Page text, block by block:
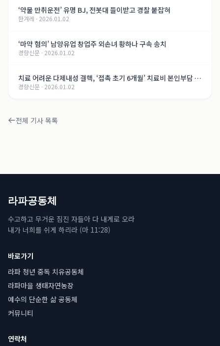
‘약물 만취운전’ 유명 BJ, 전봇대 들이받고 경찰 붙잡혀
한겨레 · 2026.01.02
‘마약 혐의’ 남양유업 창업주 외손녀 황하나 구속 송치
경향신문 · 2026.01.02
치료 어려운 다제내성 결핵, ‘접촉 초기 6개월’ 치료비 본인부담 면
제
경향신문 · 2026.01.02
전체 기사 목록
라파공동체
수고하고 무거운 짐진 자들아 다 내게로 오라
내가 너희를 쉬게 하리라 (마 11:28)
바로가기
라파 청년 중독 치유공동체
라파마을 생태자연농장
예수의 단순한 삶 공동체
커뮤니티
연락처